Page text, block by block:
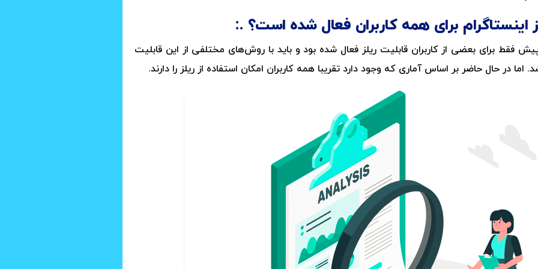
اینستاگرام برای همه کاربران فعال شده است؟
فقط برای بعضی از کاربران قابلیت ریلز فعال شده بود و باید با روش‌های مختلفی از این قابلیت
اما در حال حاضر بر اساس آماری که وجود دارد تقریبا همه کاربران امکان استفاده از ریلز را دارند.